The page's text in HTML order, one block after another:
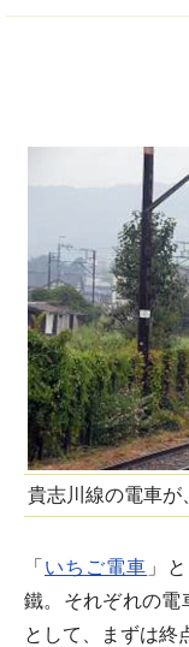
貴志川線の電車が
「いちご電車 」
鐵。それぞれの電
として、まずは終